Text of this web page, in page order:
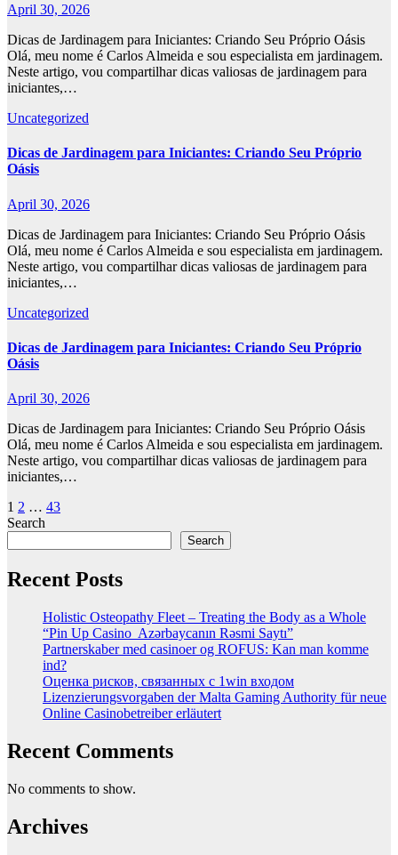
April 30, 2026
Dicas de Jardinagem para Iniciantes: Criando Seu Próprio Oásis
Olá, meu nome é Carlos Almeida e sou especialista em jardinagem.
Neste artigo, vou compartilhar dicas valiosas de jardinagem para
iniciantes,…
Uncategorized
Dicas de Jardinagem para Iniciantes: Criando Seu Próprio
Oásis
April 30, 2026
Dicas de Jardinagem para Iniciantes: Criando Seu Próprio Oásis
Olá, meu nome é Carlos Almeida e sou especialista em jardinagem.
Neste artigo, vou compartilhar dicas valiosas de jardinagem para
iniciantes,…
Uncategorized
Dicas de Jardinagem para Iniciantes: Criando Seu Próprio
Oásis
April 30, 2026
Dicas de Jardinagem para Iniciantes: Criando Seu Próprio Oásis
Olá, meu nome é Carlos Almeida e sou especialista em jardinagem.
Neste artigo, vou compartilhar dicas valiosas de jardinagem para
iniciantes,…
Posts
pagination
1 2 … 43
Search
Search
Recent Posts
Holistic Osteopathy Fleet – Treating the Body as a Whole
“Pin Up Casino ️ Azərbaycanın Rəsmi Saytı”
Partnerskaber med casinoer og ROFUS: Kan man komme
ind?
Оценка рисков, связанных с 1win входом
Lizenzierungsvorgaben der Malta Gaming Authority für neue
Online Casinobetreiber erläutert
Recent Comments
No comments to show.
Archives